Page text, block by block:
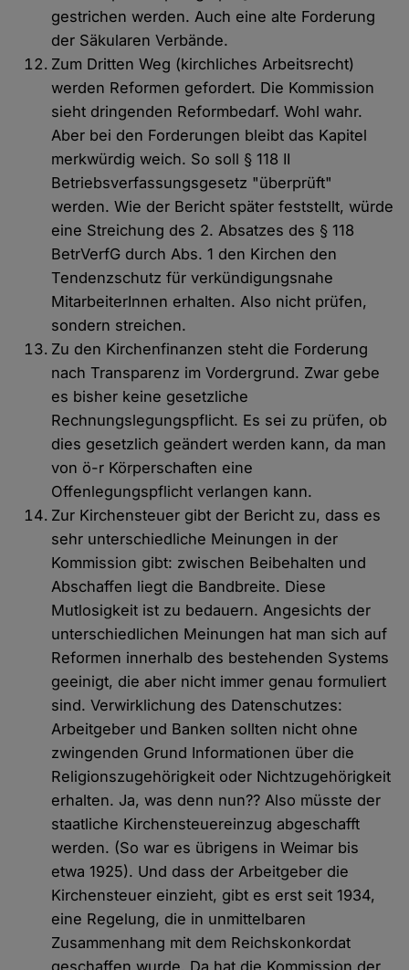
gestrichen werden. Auch eine alte Forderung
der Säkularen Verbände.
Zum Dritten Weg (kirchliches Arbeitsrecht)
werden Reformen gefordert. Die Kommission
sieht dringenden Reformbedarf. Wohl wahr.
Aber bei den Forderungen bleibt das Kapitel
merkwürdig weich. So soll § 118 II
Betriebsverfassungsgesetz "überprüft"
werden. Wie der Bericht später feststellt, würde
eine Streichung des 2. Absatzes des § 118
BetrVerfG durch Abs. 1 den Kirchen den
Tendenzschutz für verkündigungsnahe
MitarbeiterInnen erhalten. Also nicht prüfen,
sondern streichen.
Zu den Kirchenfinanzen steht die Forderung
nach Transparenz im Vordergrund. Zwar gebe
es bisher keine gesetzliche
Rechnungslegungspflicht. Es sei zu prüfen, ob
dies gesetzlich geändert werden kann, da man
von ö-r Körperschaften eine
Offenlegungspflicht verlangen kann.
Zur Kirchensteuer gibt der Bericht zu, dass es
sehr unterschiedliche Meinungen in der
Kommission gibt: zwischen Beibehalten und
Abschaffen liegt die Bandbreite. Diese
Mutlosigkeit ist zu bedauern. Angesichts der
unterschiedlichen Meinungen hat man sich auf
Reformen innerhalb des bestehenden Systems
geeinigt, die aber nicht immer genau formuliert
sind. Verwirklichung des Datenschutzes:
Arbeitgeber und Banken sollten nicht ohne
zwingenden Grund Informationen über die
Religionszugehörigkeit oder Nichtzugehörigkeit
erhalten. Ja, was denn nun?? Also müsste der
staatliche Kirchensteuereinzug abgeschafft
werden. (So war es übrigens in Weimar bis
etwa 1925). Und dass der Arbeitgeber die
Kirchensteuer einzieht, gibt es erst seit 1934,
eine Regelung, die in unmittelbaren
Zusammenhang mit dem Reichskonkordat